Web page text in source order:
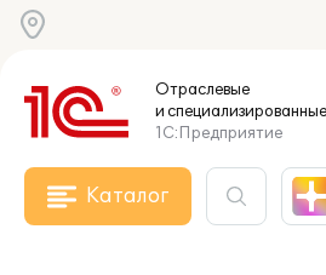
Отраслевые
и специализированные
1С:Предприятие
Каталог